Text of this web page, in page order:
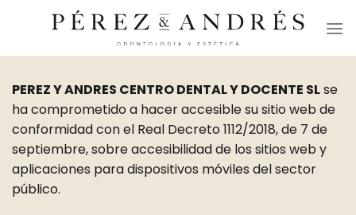
PEREZ Y ANDRES CENTRO DENTAL Y DOCENTE SLse
ha comprometido a hacer accesible su sitio web de
conformidad con el Real Decreto 1112/2018, de 7 de
septiembre, sobre accesibilidad de los sitios web y
aplicaciones para dispositivos móviles del sector
público.